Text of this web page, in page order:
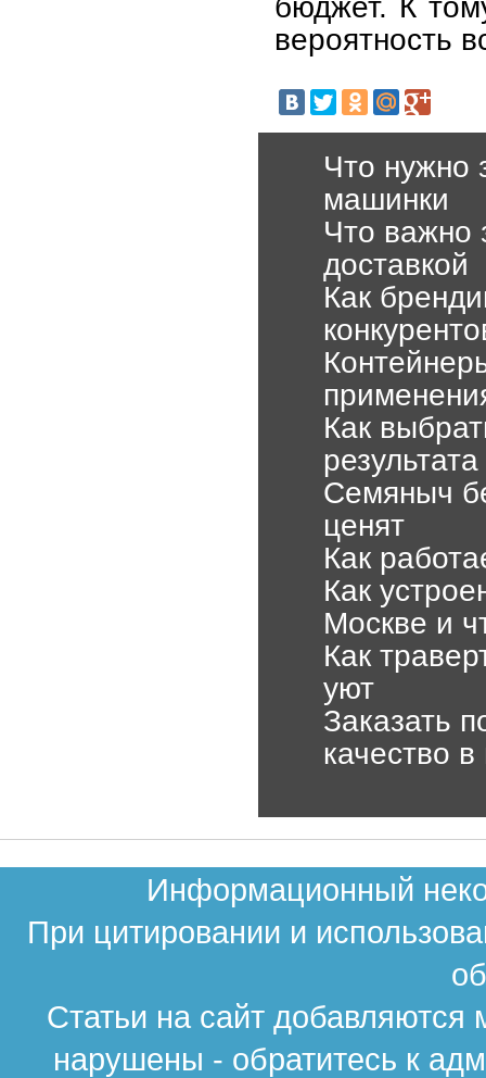
вероятность
Что нужно
машинки
Что важно
доставкой
Как
Как
результата
Семяныч
ценят
Как
Как
Москве и
Как
уют
Заказать
качество
Информационный
При цитировании и
Статьи на сайт
нарушены - обратитесь к